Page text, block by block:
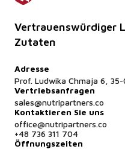
Vertrauenswürdiger
Zutaten
Adresse
Prof. Ludwika Chmaja 6,
Vertriebsanfragen
sales@nutripartners.co
Kontaktieren Sie uns
office@nutripartners.co
+48 736 311 704
Öffnungszeiten